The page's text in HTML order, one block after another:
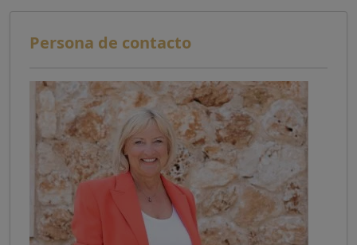
Persona de contacto